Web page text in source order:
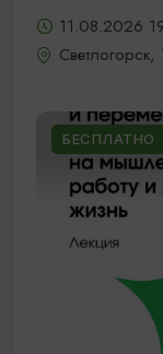
11.08.2026
БЕСПЛАТНО